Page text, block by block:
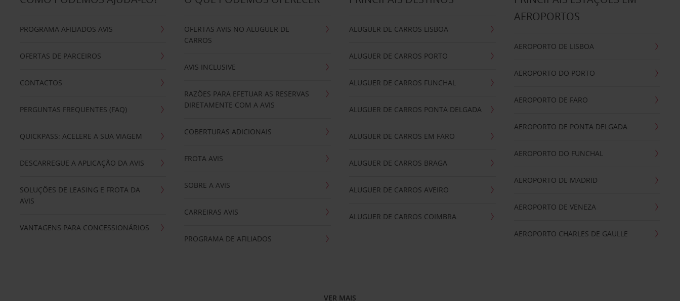
PROGRAMA AFILIADOS AVIS
OFERTAS DE PARCEIROS
CONTACTOS
PERGUNTAS FREQUENTES (FAQ)
QUICKPASS: ACELERE A SUA VIAGEM
DESCARREGUE A APLICAÇÃO DA AVIS
SOLUÇÕES DE LEASING E FROTA DA
AVIS
VANTAGENS PARA CONCESSIONÁRIOS
OFERTAS AVIS NO ALUGUER DE
CARROS
AVIS INCLUSIVE
RAZÕES PARA EFETUAR AS RESERVAS
DIRETAMENTE COM A AVIS
COBERTURAS ADICIONAIS
FROTA AVIS
SOBRE A AVIS
CARREIRAS AVIS
PROGRAMA DE AFILIADOS
ALUGUER DE CARROS LISBOA
ALUGUER DE CARROS PORTO
ALUGUER DE CARROS FUNCHAL
ALUGUER DE CARROS PONTA DELGADA
ALUGUER DE CARROS EM FARO
ALUGUER DE CARROS BRAGA
ALUGUER DE CARROS AVEIRO
ALUGUER DE CARROS COIMBRA
AEROPORTOS
AEROPORTO DE LISBOA
AEROPORTO DO PORTO
AEROPORTO DE FARO
AEROPORTO DE PONTA DELGADA
AEROPORTO DO FUNCHAL
AEROPORTO DE MADRID
AEROPORTO DE VENEZA
AEROPORTO CHARLES DE GAULLE
VER MAIS